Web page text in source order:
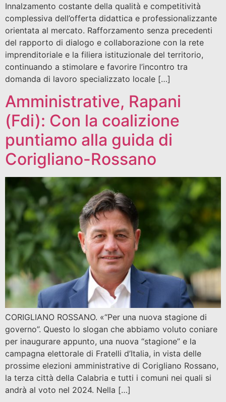
Innalzamento costante della qualità e competitività
complessiva dell’offerta didattica e professionalizzante
orientata al mercato. Rafforzamento senza precedenti
del rapporto di dialogo e collaborazione con la rete
imprenditoriale e la filiera istituzionale del territorio,
continuando a stimolare e favorire l’incontro tra
domanda di lavoro specializzato locale […]
Amministrative, Rapani
(Fdi): Con la coalizione
puntiamo alla guida di
Corigliano-Rossano
CORIGLIANO ROSSANO. «“Per una nuova stagione di
governo”. Questo lo slogan che abbiamo voluto coniare
per inaugurare appunto, una nuova “stagione” e la
campagna elettorale di Fratelli d’Italia, in vista delle
prossime elezioni amministrative di Corigliano Rossano,
la terza città della Calabria e tutti i comuni nei quali si
andrà al voto nel 2024. Nella […]